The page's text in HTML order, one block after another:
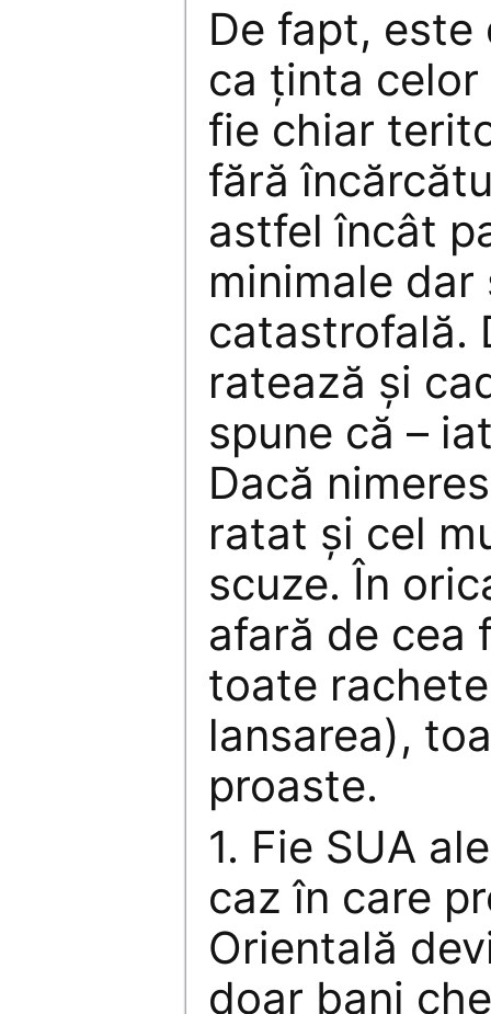
De fapt,
ca ținta
fie chiar
fără
astfel încât
minimale
catastrofală.
ratează și
spune că –
Dacă
ratat și cel
scuze. În
afară de cea
toate
lansarea),
proaste.
1. Fie SUA
caz în care
Orientală
doar bani